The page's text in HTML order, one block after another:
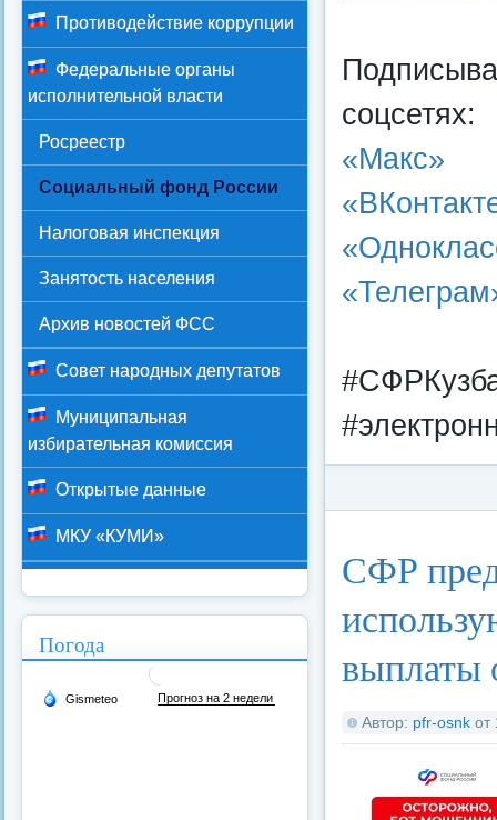
соцсетях:
«Mакс»
СФР
выплаты
Автор: pfr-osnk от
Противодействие коррупции
Федеральные органы
исполнительной власти
Росреестр
Социальный фонд России
Налоговая инспекция
Занятость населения
Архив новостей ФСС
Совет народных депутатов
Муниципальная
избирательная комиссия
Открытые данные
МКУ «КУМИ»
Погода